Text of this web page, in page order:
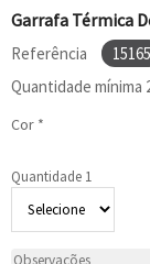
Garrafa Térmica
Referência
15165
Quantidade mínima
Cor *
Quantidade 1